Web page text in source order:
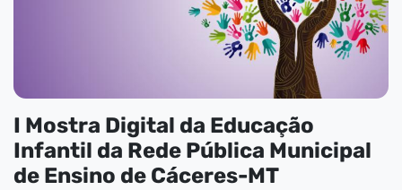
I Mostra Digital da Educação
Infantil da Rede Pública Municipal
de Ensino de Cáceres-MT